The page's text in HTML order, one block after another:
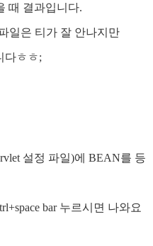
때 결과입니다.
일은 티가 잘 안나지만
다ㅎㅎ;
설정 파일)에 BEAN를 등
bar 누르시면 나와요